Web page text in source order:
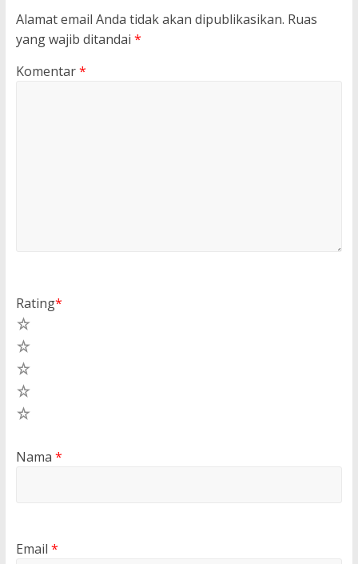
Alamat email Anda tidak akan dipublikasikan. Ruas
yang wajib ditandai *
Komentar*
Rating*
Nama *
Email *